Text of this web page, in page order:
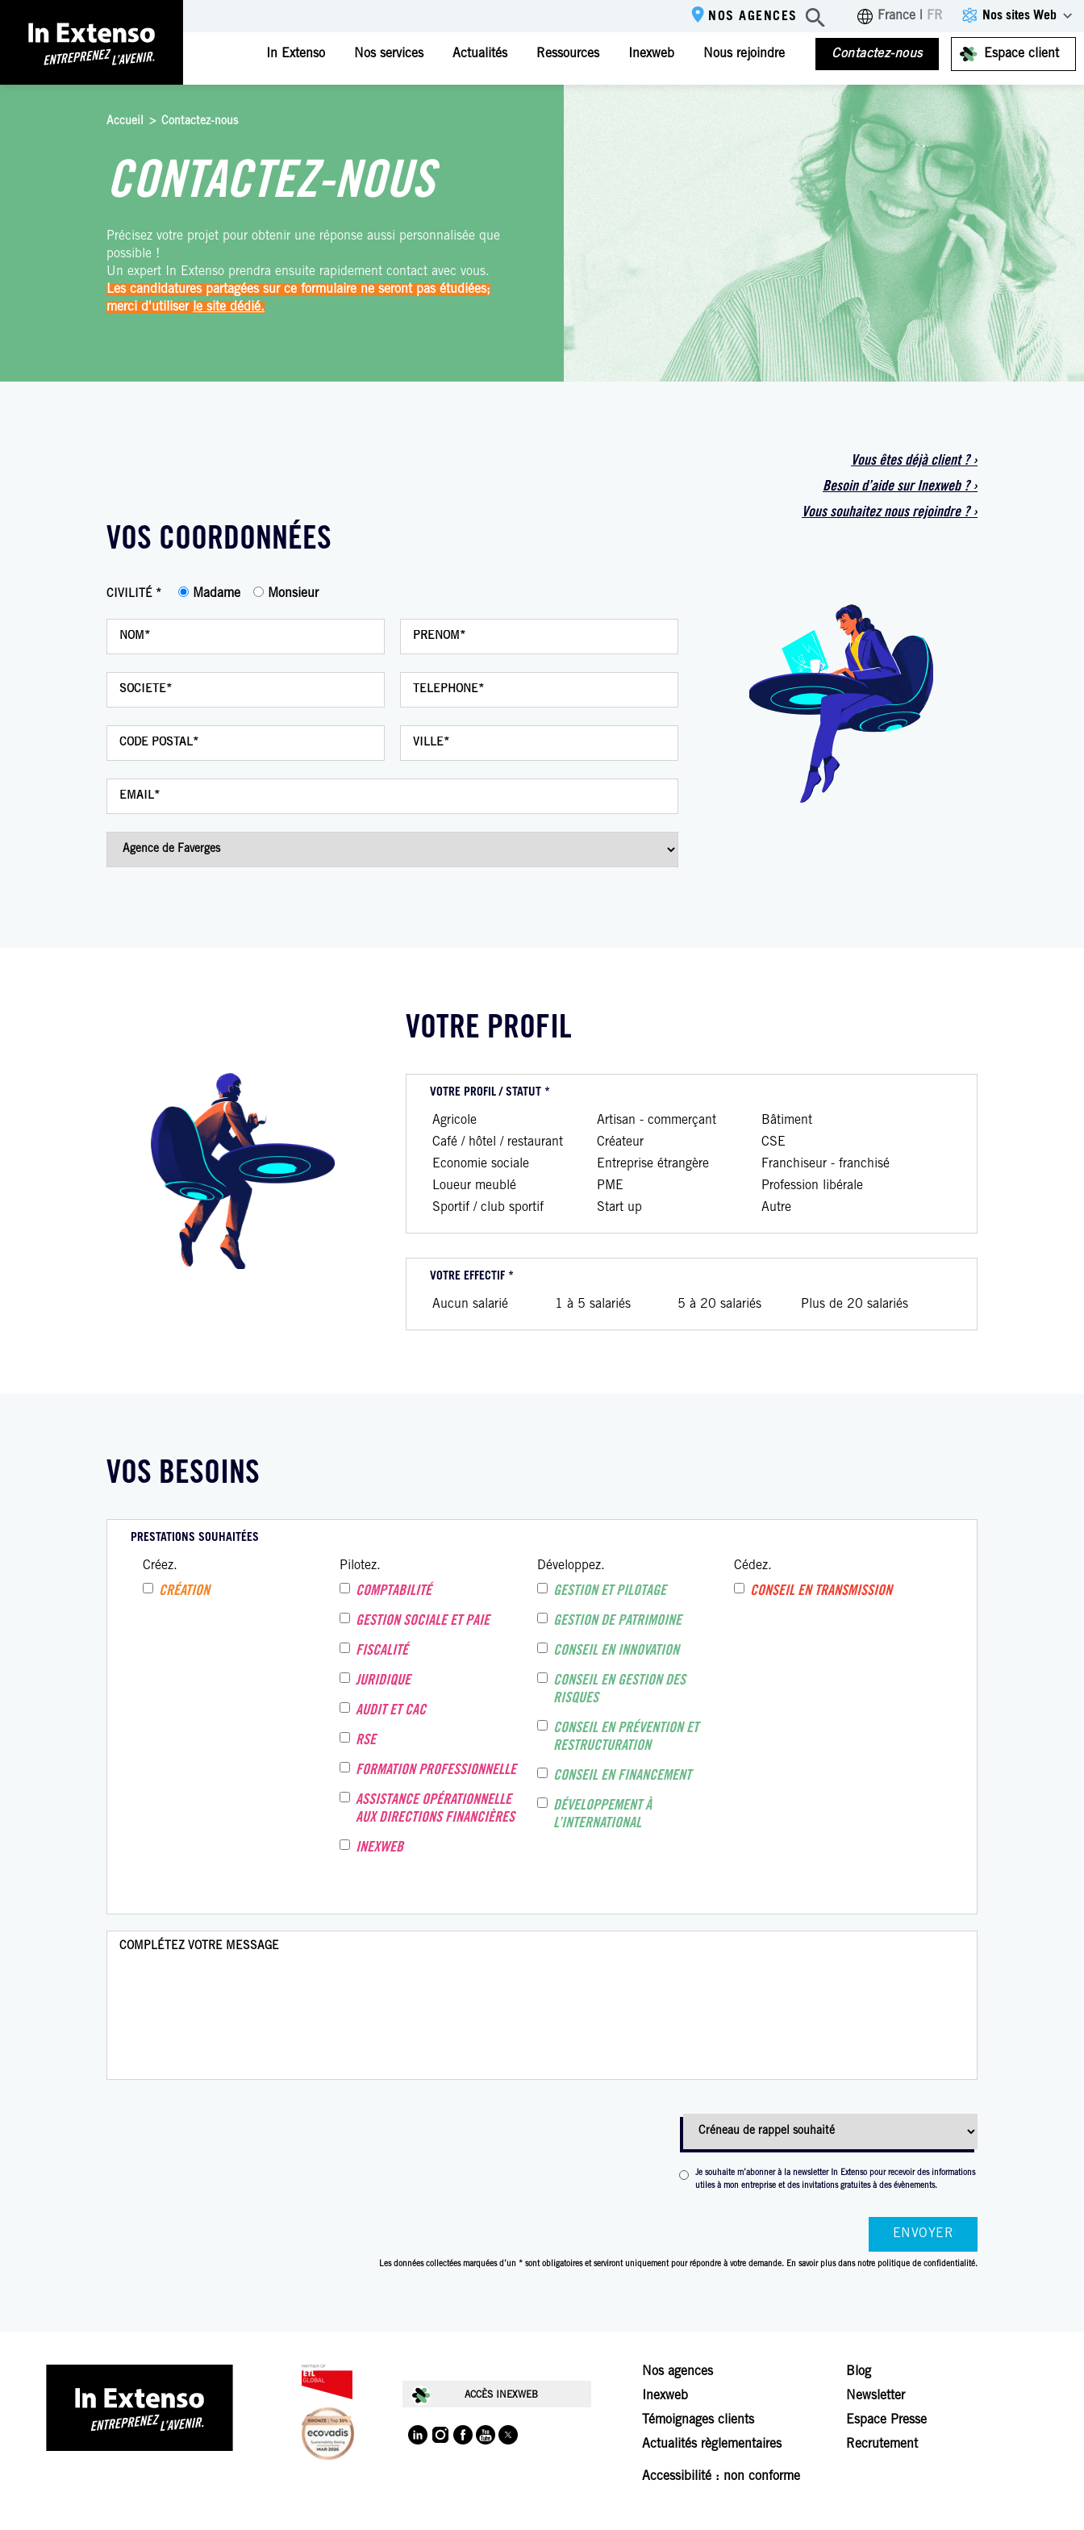
NOS AGENCES France FR Nos sites Web
In Extenso Nos services Actualités Ressources Inexweb Nous rejoindre Contactez-nous Espace client
Accueil > Contactez-nous
CONTACTEZ-NOUS
Précisez votre projet pour obtenir une réponse aussi personnalisée que
possible !
Un expert In Extenso prendra ensuite rapidement contact avec vous.
Les candidatures partagées sur ce formulaire ne seront pas étudiées;
merci d'utiliser le site dédié.
Vous êtes déjà client? ›
Besoin d’aide surInexweb? ›
Vous souhaiteznous rejoindre ? ›
VOS COORDONNÉES
CIVILITÉ * Madame Monsieur
VOTRE PROFIL
VOTRE PROFIL / STATUT *
Agricole Artisan - commerçant
Bâtiment
Café / hôtel / restaurant
Créateur
CSE
Economie sociale
Entreprise étrangère
Franchiseur - franchisé
Loueur meublé
PME
Profession libérale
Sportif / club sportif
Start up Autre
VOTRE EFFECTIF *
Aucun salarié 1 à 5 salariés 5 à 20 salariés Plus de 20 salariés
VOS BESOINS
PRESTATIONS SOUHAITÉES
Créez.
CRÉATION
Pilotez.
COMPTABILITÉ
GESTION SOCIALE ET PAIE
FISCALITÉ
JURIDIQUE
AUDIT ET CAC
RSE
FORMATION PROFESSIONNELLE
ASSISTANCE OPÉRATIONNELLE
AUX DIRECTIONS FINANCIÈRES
INEXWEB
Développez.
GESTION ET PILOTAGE
GESTION DE PATRIMOINE
CONSEIL EN INNOVATION
CONSEIL EN GESTION DES
RISQUES
CONSEIL EN PRÉVENTION ET
RESTRUCTURATION
CONSEIL EN FINANCEMENT
DÉVELOPPEMENT À
L’INTERNATIONAL
Cédez.
CONSEIL EN TRANSMISSION
Je souhaite m’abonner à la newsletter In Extenso pour recevoir des informations
utiles à mon entreprise et des invitations gratuites à des évènements.
Les données collectées marquées d’un * sont obligatoires et serviront uniquement pour répondre à votre demande. En savoir plus dans notre politique de confidentialité.
ACCÈS INEXWEB
Nos agences
Inexweb
Témoignages clients
Actualités règlementaires
Accessibilité : non conforme
Blog
Newsletter
Espace Presse
Recrutement